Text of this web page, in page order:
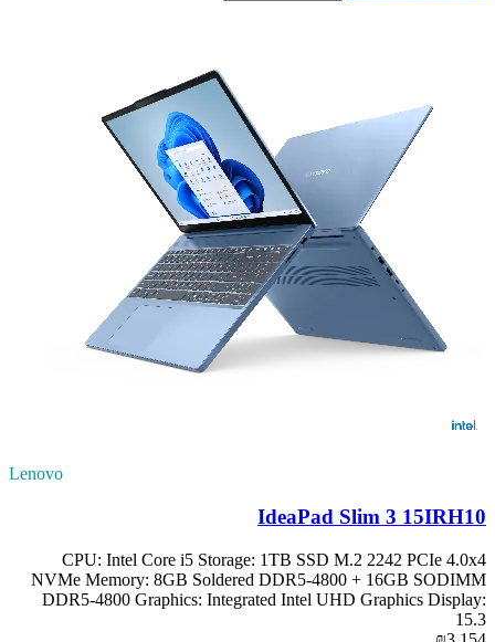
Lenovo
IdeaPad Slim 3 15IRH10
CPU: Intel Core i5 Storage: 1TB SSD M.2 2242 PCIe 4.0x4
NVMe Memory: 8GB Soldered DDR5-4800 + 16GB SODIMM
DDR5-4800 Graphics: Integrated Intel UHD Graphics Display:
15.3